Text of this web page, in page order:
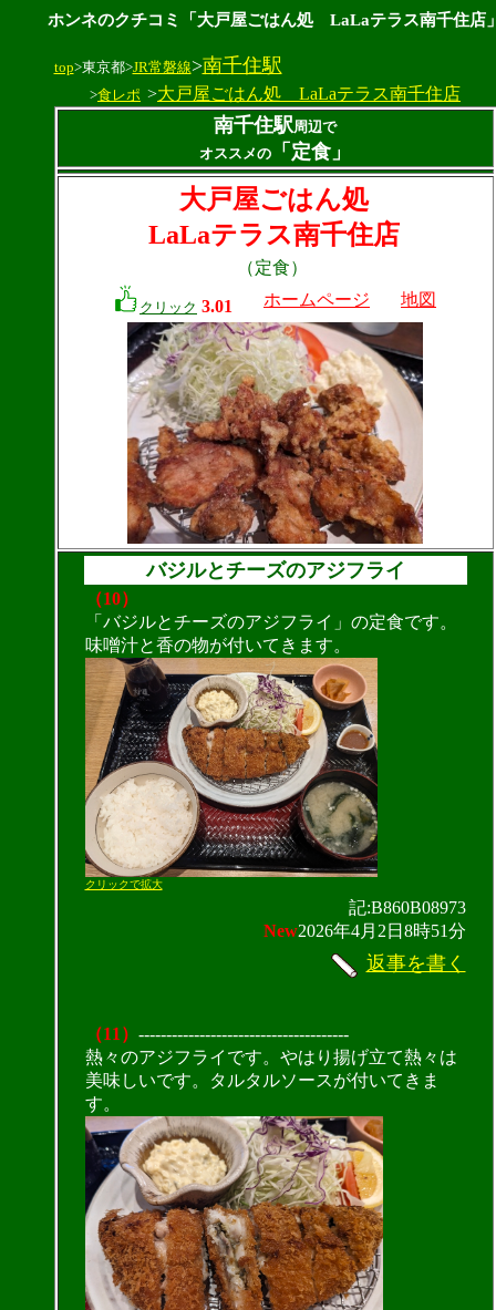
ホンネのクチコミ「大戸屋ごはん処 LaLaテラス南千住店
top>東京都>JR常磐線>南千住駅
>食レポ >大戸屋ごはん処 LaLaテラス南千住店
南千住駅周辺で
オススメの
「定食」
大戸屋ごはん処
LaLaテラス南千住店
（定食）
クリック 3.01 ホームページ 地図
バジルとチーズのアジフライ
（10）
「バジルとチーズのアジフライ」の定食です。
味噌汁と香の物が付いてきます。
クリックで拡大
記:B860B08973
New2026年4月2日8時51分
返事を書く
（11） --------------------------------------
熱々のアジフライです。やはり揚げ立て熱々は
美味しいです。タルタルソースが付いてきま
す。